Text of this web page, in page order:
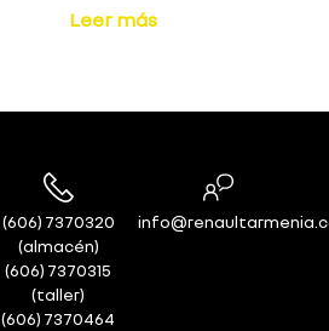
Leer más
(606) 7370320
(almacén)
(606) 7370315
(taller)
(606) 7370464